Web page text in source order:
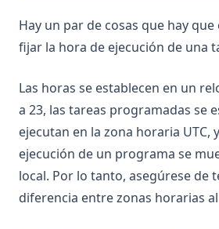
Hay un par de cosas que hay
fijar la hora de ejecución de una
Las horas se establecen en un
a 23, las tareas programadas se
ejecutan en la zona horaria UTC,
ejecución de un programa se
local. Por lo tanto, asegúrese de
diferencia entre zonas horarias